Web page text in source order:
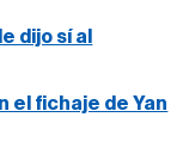
dijo sí al
el fichaje de Yan